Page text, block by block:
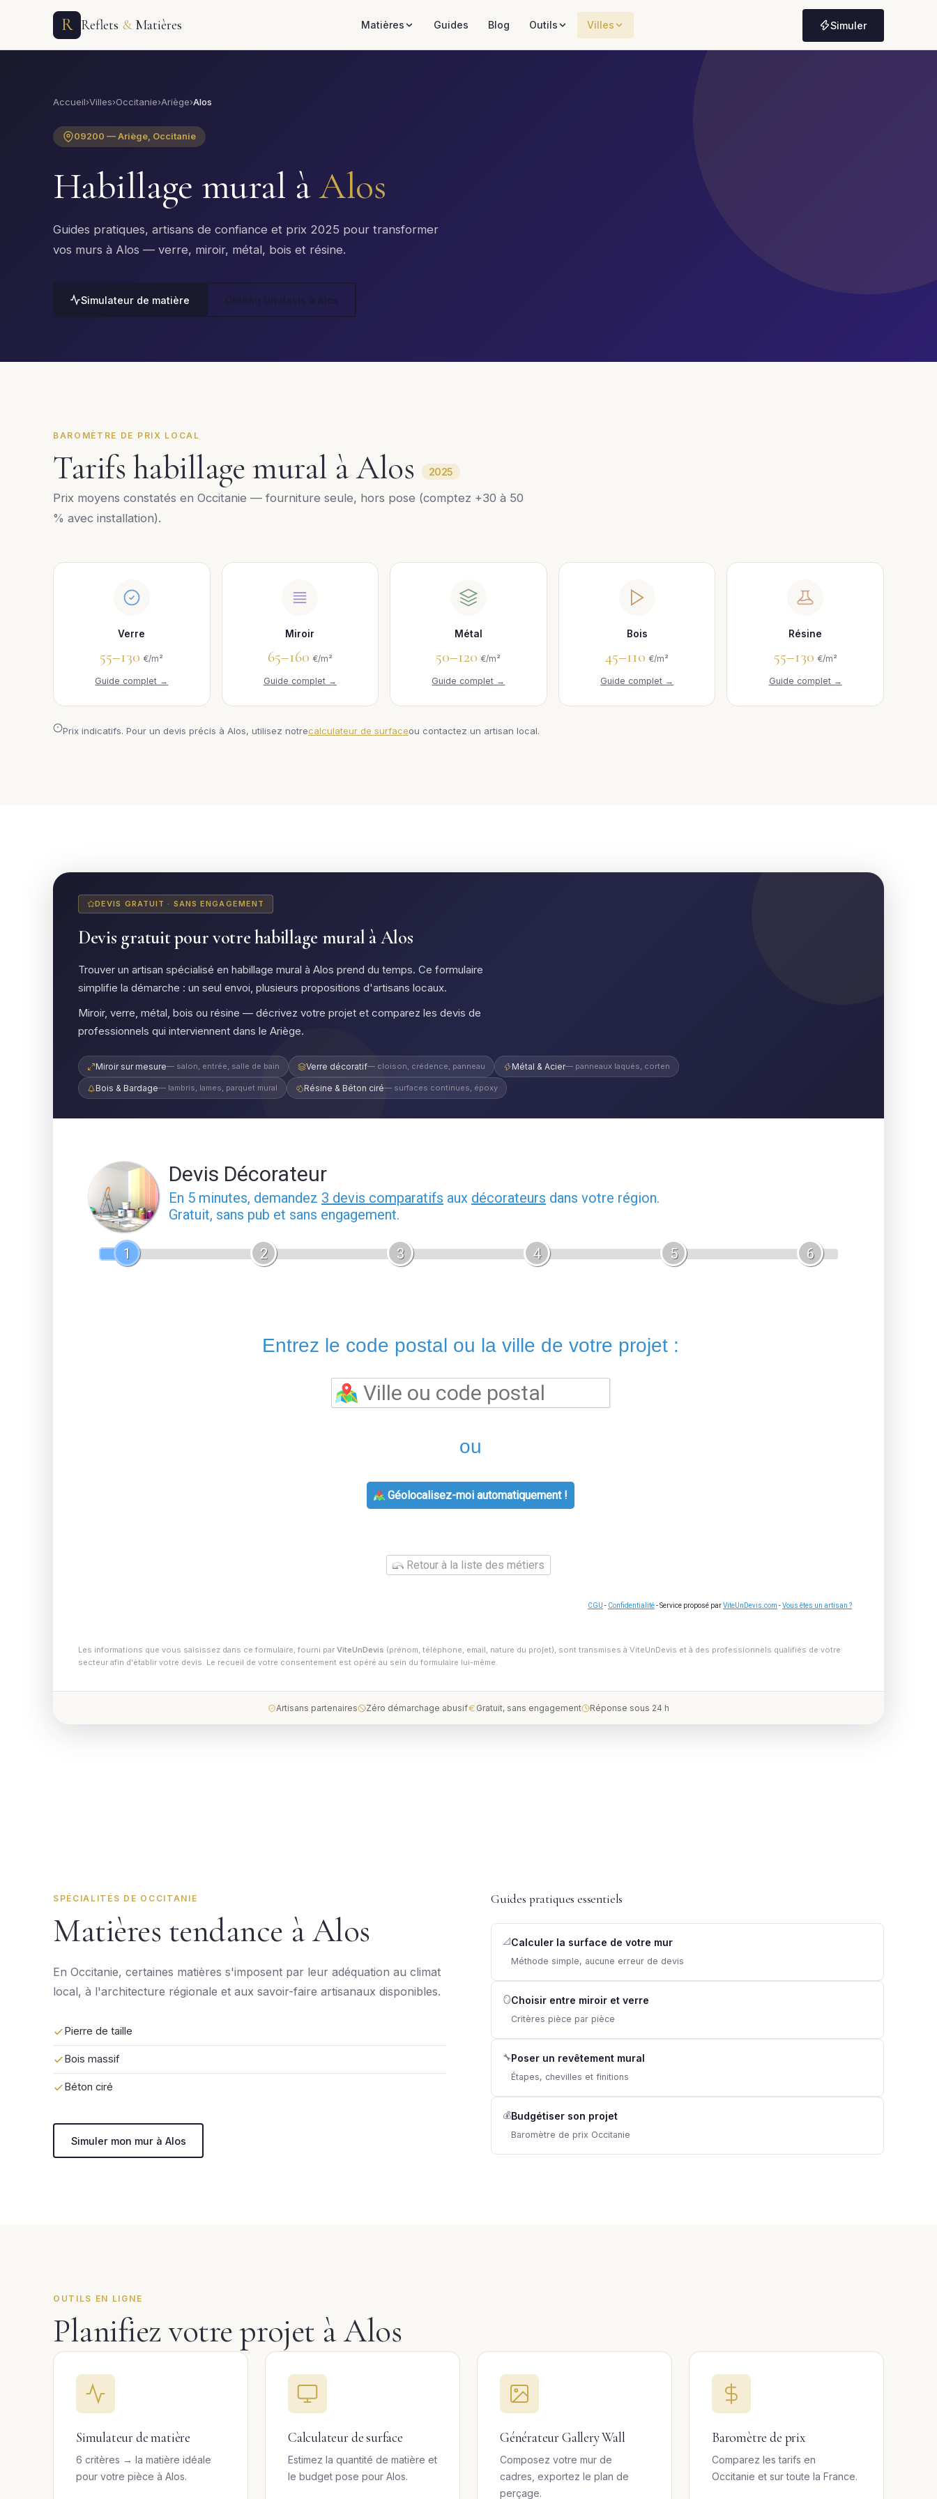
R Reflets &Matières Matières Guides Blog Outils Villes Simuler
Accueil›Villes›Occitanie›Ariège›Alos
09200 — Ariège, Occitanie
Habillage mural àAlos
Guides pratiques, artisans de confiance et prix 2025 pour transformer
vos murs à Alos — verre, miroir, métal, bois et résine.
Simulateur de matière Obtenir un devis à Alos
BAROMÈTRE DE PRIX LOCAL
Tarifs habillage mural à Alos 2025
Prix moyens constatés en Occitanie — fourniture seule, hors pose (comptez +30 à 50
% avec installation).
Verre
55–130€/m²
Guide complet →
Miroir
65–160 €/m²
Guide complet →
Métal
50–120€/m²
Guide complet →
Bois
45–110€/m²
Guide complet →
Résine
55–130 €/m²
Guide complet →
Prix indicatifs. Pour un devis précis à Alos, utilisez notrecalculateur de surfaceou contactez un artisan local.
DEVIS GRATUIT · SANS ENGAGEMENT
Devis gratuit pour votre habillage mural à Alos
Trouver un artisan spécialisé en habillage mural à Alos prend du temps. Ce formulaire
simplifie la démarche : un seul envoi, plusieurs propositions d'artisans locaux.
Miroir, verre, métal, bois ou résine — décrivez votre projet et comparez les devis de
professionnels qui interviennent dans le Ariège.
Miroir sur mesure— salon, entrée, salle de bain Verre décoratif— cloison, crédence, panneau Métal & Acier— panneaux laqués, corten
Bois & Bardage— lambris, lames, parquet mural Résine & Béton ciré— surfaces continues, époxy
Devis Décorateur
En 5 minutes, demandez 3 devis comparatifs aux décorateurs dans votre région.
Gratuit, sans pub et sans engagement.
1 2 3 4 5 6
Entrez le code postal ou la ville de votre projet :
ou
Géolocalisez-moi automatiquement !
Retour à la liste des métiers
CGU - Confidentialité- Service proposé parViteUnDevis.com -Vous êtes un artisan ?
Les informations que vous saisissez dans ce formulaire, fourni par ViteUnDevis (prénom, téléphone, email, nature du projet), sont transmises à ViteUnDevis et à des professionnels qualifiés de votre
secteur afin d'établir votre devis. Le recueil de votre consentement est opéré au sein du formulaire lui-même.
Artisans partenaires Zéro démarchage abusif Gratuit, sans engagement Réponse sous 24 h
SPÉCIALITÉS DE OCCITANIE
Matières tendance à Alos
En Occitanie, certaines matières s'imposent par leur adéquation au climat
local, à l'architecture régionale et aux savoir-faire artisanaux disponibles.
Pierre de taille
Bois massif
Béton ciré
Simuler mon mur à Alos
Guides pratiques essentiels
📐 Calculer la surface de votre mur
Méthode simple, aucune erreur de devis
🪞Choisir entre miroir et verre
Critères pièce par pièce
🔧Poser un revêtement mural
Étapes, chevilles et finitions
💰Budgétiser son projet
Baromètre de prix Occitanie
OUTILS EN LIGNE
Planifiez votre projet à Alos
Simulateur de matière
6 critères → la matière idéale
pour votre pièce à Alos.
Calculateur de surface
Estimez la quantité de matière et
le budget pose pour Alos.
Générateur Gallery Wall
Composez votre mur de
cadres, exportez le plan de
perçage.
Baromètre de prix
Comparez les tarifs en
Occitanie et sur toute la France.